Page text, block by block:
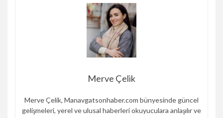
Merve Çelik
Merve Çelik, Manavgatsonhaber.com bünyesinde güncel
gelişmeleri, yerel ve ulusal haberleri okuyuculara anlaşılır ve